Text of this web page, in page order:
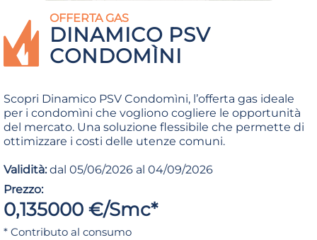
OFFERTA GAS
DINAMICO PSV
CONDOMÌNI
Scopri Dinamico PSV Condomìni, l’offerta gas ideale
per i condomìni che vogliono cogliere le opportunità
del mercato. Una soluzione flessibile che permette di
ottimizzare i costi delle utenze comuni.
Validità: dal 05/06/2026 al 04/09/2026
Prezzo:
0,135000 €/Smc*
* Contributo al consumo